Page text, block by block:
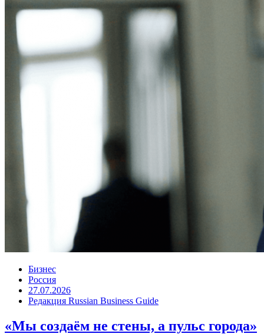
Бизнес
Россия
27.07.2026
Редакция Russian Business Guide
«Мы создаём не стены, а пульс города»